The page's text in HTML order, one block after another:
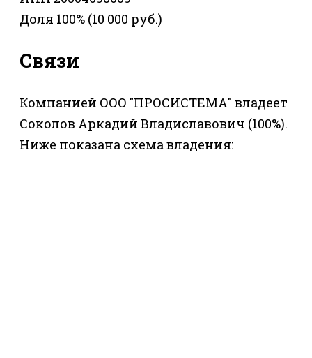
Доля 100% (10 000 руб.)
Связи
Компанией ООО "ПРОСИСТЕМА" владеет
Соколов Аркадий Владиславович (100%).
Ниже показана схема владения: